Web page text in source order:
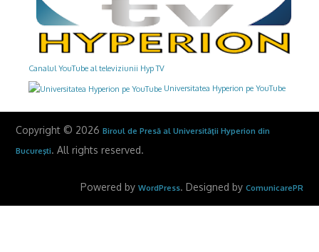
Canalul YouTube al televiziunii Hyp TV
Universitatea Hyperion pe YouTube
Copyright © 2026Biroul de Presă al Universităţii Hyperion din
Bucureşti. All rights reserved.
Powered by WordPress. Designed by ComunicarePR